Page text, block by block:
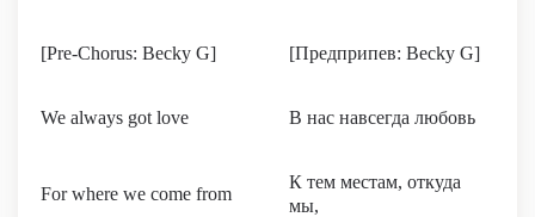
[Pre-Chorus: Becky G] [Предприпев: Becky G]
We always got love В нас навсегда любовь
For where we come from
К тем местам, откуда
мы,